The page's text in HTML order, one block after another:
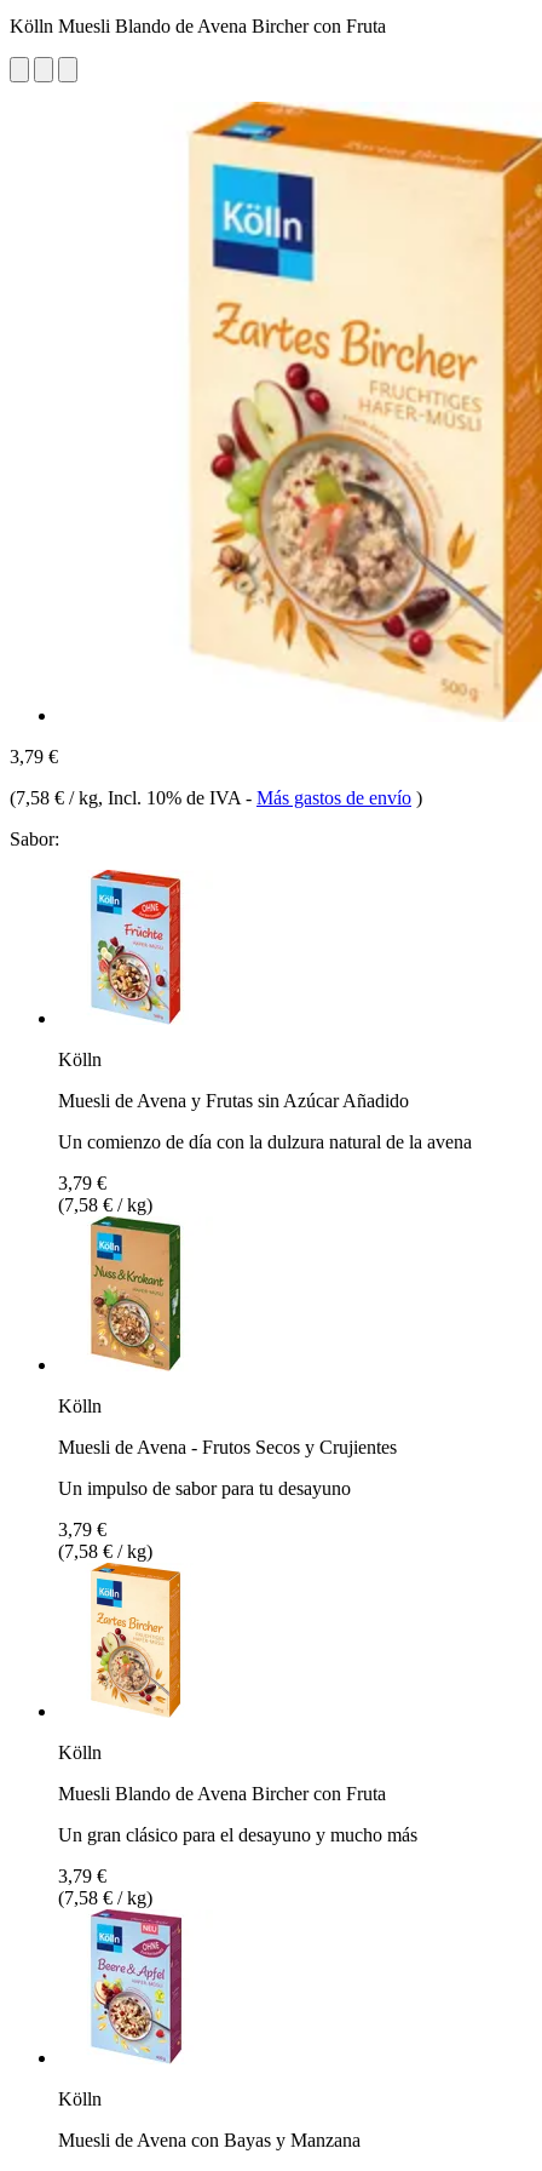
Kölln Muesli Blando de Avena Bircher con Fruta
3,79 €
(7,58 € / kg, Incl. 10% de IVA - Más gastos de envío )
Sabor:
Kölln
Muesli de Avena y Frutas sin Azúcar Añadido
Un comienzo de día con la dulzura natural de la avena
3,79 €
(7,58 € / kg)
Kölln
Muesli de Avena - Frutos Secos y Crujientes
Un impulso de sabor para tu desayuno
3,79 €
(7,58 € / kg)
Kölln
Muesli Blando de Avena Bircher con Fruta
Un gran clásico para el desayuno y mucho más
3,79 €
(7,58 € / kg)
Kölln
Muesli de Avena con Bayas y Manzana